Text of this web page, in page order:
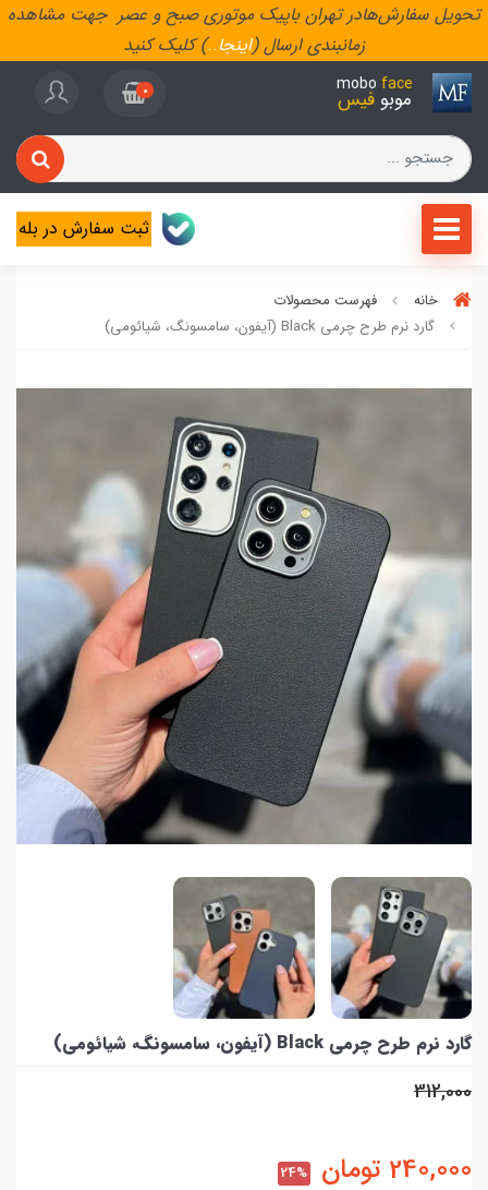
تحویل سفارش‌هادر تهران باپیک موتوری صبح و عصر جهت مشاهده
زمانبندی ارسال (اینجا..) کلیک کنید
mobo face
موبو فیس 0
ثبت سفارش در بله
خانه
فهرست محصولات
گارد نرم طرح چرمی Black (آیفون، سامسونگ، شیائومی)
گارد نرم طرح چرمی Black (آیفون، سامسونگ، شیائومی)
312,000
240,000 تومان 24%